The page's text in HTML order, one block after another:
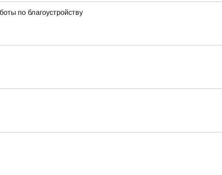
по благоустройству